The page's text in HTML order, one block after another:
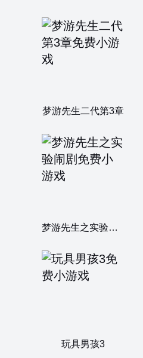
梦游先生二代第3章
梦游先生之实验闹剧
玩具男孩3